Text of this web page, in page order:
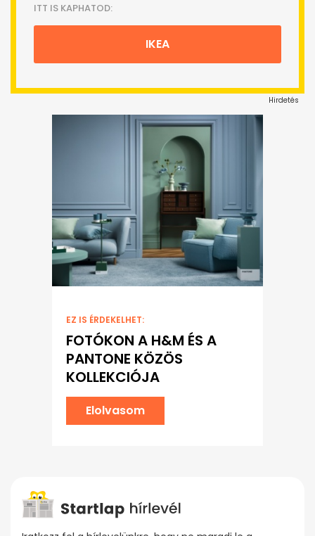
ITT IS KAPHATOD:
IKEA
Hirdetés
EZ IS ÉRDEKELHET:
FOTÓKON A H&M ÉS A
PANTONE KÖZÖS
KOLLEKCIÓJA
Elolvasom